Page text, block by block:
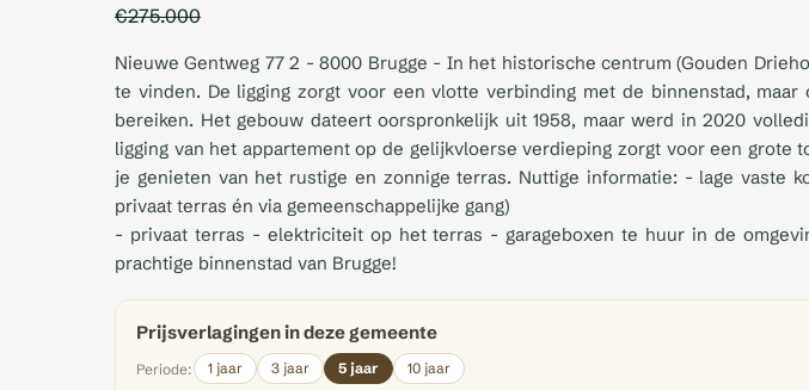
€275.000
Nieuwe Gentweg 77 2 - 8000 Brugge - In het historische centrum (Gouden
te vinden. De ligging zorgt voor een vlotte verbinding met de binnenstad,
bereiken. Het gebouw dateert oorspronkelijk uit 1958, maar werd in 2020
ligging van het appartement op de gelijkvloerse verdieping zorgt voor een grote
je genieten van het rustige en zonnige terras. Nuttige informatie: - lage vaste
privaat terras én via gemeenschappelijke gang)
- privaat terras - elektriciteit op het terras - garageboxen te huur in de
prachtige binnenstad van Brugge!
Prijsverlagingen in deze gemeente
Periode: 1 jaar 3 jaar 5 jaar 10 jaar